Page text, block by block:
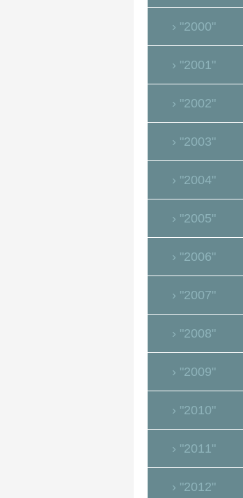
"2000"
"2001"
"2002"
"2003"
"2004"
"2005"
"2006"
"2007"
"2008"
"2009"
"2010"
"2011"
"2012"